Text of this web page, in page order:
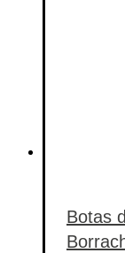
Botas